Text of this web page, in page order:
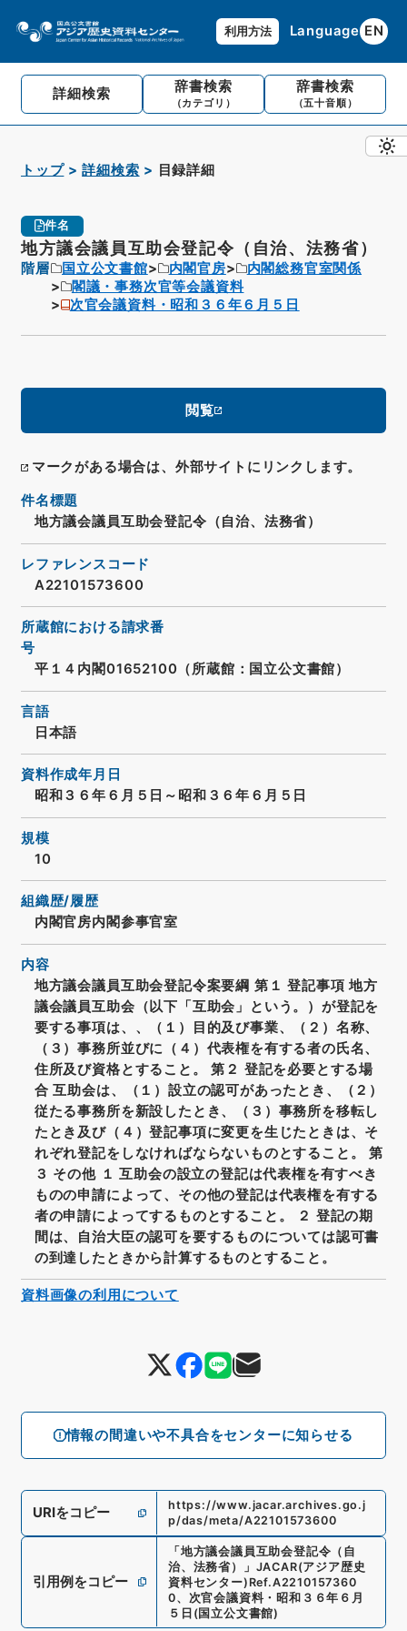
利用方法 Language EN
詳細検索 辞書検索
（カテゴリ）
辞書検索
（五十音順）
トップ 詳細検索 目録詳細
件名
地方議会議員互助会登記令（自治、法務省）
階層 国立公文書館 内閣官房
内閣総務官室関係
閣議・事務次官等会議資料
次官会議資料・昭和３６年６月５日
閲覧
マークがある場合は、外部サイトにリンクします。
情報の間違いや不具合をセンターに知らせる
件名標題
地方議会議員互助会登記令（自治、法務省）
レファレンスコード
A22101573600
所蔵館における請求番
号
平１４内閣01652100（所蔵館：国立公文書館）
言語
日本語
資料作成年月日
昭和３６年６月５日～昭和３６年６月５日
規模
10
組織歴/履歴
内閣官房内閣参事官室
内容
地方議会議員互助会登記令案要綱 第１ 登記事項 地方
議会議員互助会（以下「互助会」という。）が登記を
要する事項は、、（１）目的及び事業、（２）名称、
（３）事務所並びに（４）代表権を有する者の氏名、
住所及び資格とすること。 第２ 登記を必要とする場
合 互助会は、（１）設立の認可があったとき、（２）
従たる事務所を新設したとき、（３）事務所を移転し
たとき及び（４）登記事項に変更を生じたときは、そ
れぞれ登記をしなければならないものとすること。 第
３ その他 １ 互助会の設立の登記は代表権を有すべき
ものの申請によって、その他の登記は代表権を有する
者の申請によってするものとすること。 ２ 登記の期
間は、自治大臣の認可を要するものについては認可書
の到達したときから計算するものとすること。
URIをコピー
https://www.jacar.archives.go.j
p/das/meta/A22101573600
引用例をコピー
「地方議会議員互助会登記令（自
治、法務省）
」 JACAR(アジア歴史
資料センター) Ref.A2210157360
0、 次官会議資料・昭和３６年６月
５日 (国立公文書館)
資料画像の利用について